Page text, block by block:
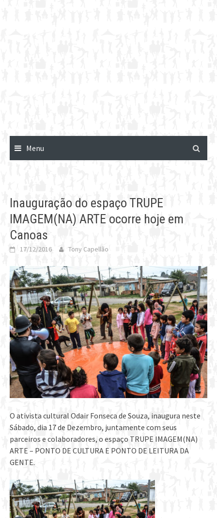
Menu
Inauguração do espaço TRUPE
IMAGEM(NA) ARTE ocorre hoje em
Canoas
17/12/2016 Tony Capellão
O ativista cultural Odair Fonseca de Souza, inaugura neste
Sábado, dia 17 de Dezembro, juntamente com seus
parceiros e colaboradores, o espaço TRUPE IMAGEM(NA)
ARTE – PONTO DE CULTURA E PONTO DE LEITURA DA
GENTE.